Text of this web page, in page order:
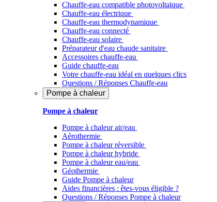
Chauffe-eau compatible photovoltaïque
Chauffe-eau électrique
Chauffe-eau thermodynamique
Chauffe-eau connecté
Chauffe-eau solaire
Préparateur d'eau chaude sanitaire
Accessoires chauffe-eau
Guide chauffe-eau
Votre chauffe-eau idéal en quelques clics
Questions / Réponses Chauffe-eau
Pompe à chaleur
Pompe à chaleur
Pompe à chaleur air/eau
Aérothermie
Pompe à chaleur réversible
Pompe à chaleur hybride
Pompe à chaleur​ eau/eau
Géothermie
Guide Pompe à chaleur
Aides financières : êtes-vous éligible ?
Questions / Réponses Pompe à chaleur